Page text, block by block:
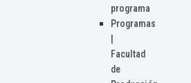
programa
Programas
Facultad
de